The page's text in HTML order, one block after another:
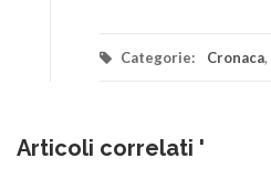
Categorie: Cronaca,
Articoli correlati '